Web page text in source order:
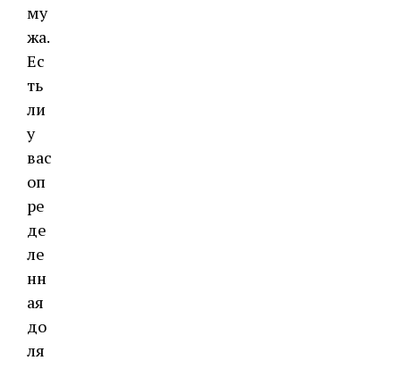
му
жа.
Ес
ть
ли
у
вас
оп
ре
де
ле
нн
ая
до
ля